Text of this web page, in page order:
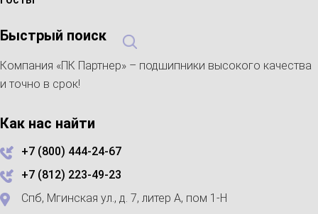
Быстрый поиск
Компания «ПК Партнер» – подшипники высокого качества
и точно в срок!
Как нас найти
+7 (800) 444-24-67
+7 (812) 223-49-23
Спб, Мгинская ул., д. 7, литер А, пом 1-Н